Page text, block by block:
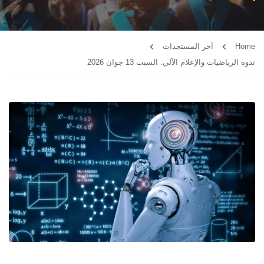
Home
آخر المستجدات
ندوة الرياضيات والإعلام الآلي: السبت 13 جوان 2026